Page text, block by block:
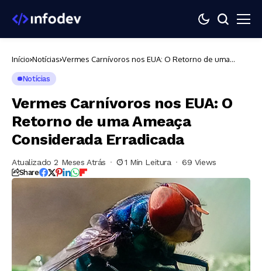
Início Notícias Vermes Carnívoros nos EUA: O Retorno de uma
Notícias
Vermes Carnívoros nos EUA: O
Retorno de uma Ameaça
Considerada Erradicada
Atualizado 2 Meses Atrás 1 Min Leitura 69 Views
Share